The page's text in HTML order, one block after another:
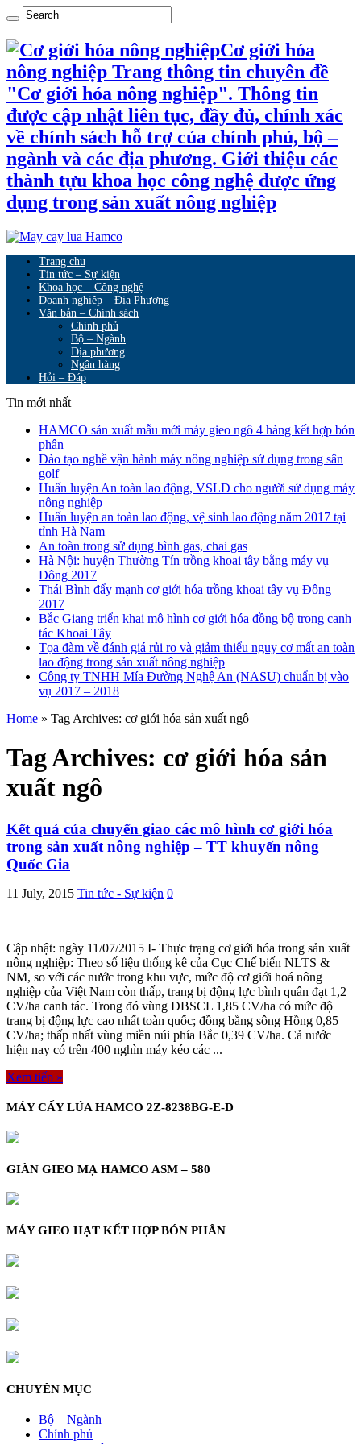
Cơ giới hóa
nông nghiệp Trang thông tin chuyên đề
"Cơ giới hóa nông nghiệp". Thông tin
được cập nhật liên tục, đầy đủ, chính xác
về chính sách hỗ trợ của chính phủ, bộ –
ngành và các địa phương. Giới thiệu các
thành tựu khoa học công nghệ được ứng
dụng trong sản xuất nông nghiệp
Trang chu
Tin tức – Sự kiện
Khoa học – Công nghệ
Doanh nghiệp – Địa Phương
Văn bản – Chính sách
Chính phủ
Bộ – Ngành
Địa phương
Ngân hàng
Hỏi – Đáp
Tin mới nhất
HAMCO sản xuất mẫu mới máy gieo ngô 4 hàng kết hợp bón
phân
Đào tạo nghề vận hành máy nông nghiệp sử dụng trong sân
golf
Huấn luyện An toàn lao động, VSLĐ cho người sử dụng máy
nông nghiệp
Huấn luyện an toàn lao động, vệ sinh lao động năm 2017 tại
tỉnh Hà Nam
An toàn trong sử dụng bình gas, chai gas
Hà Nội: huyện Thường Tín trồng khoai tây bằng máy vụ
Đông 2017
Thái Bình đẩy mạnh cơ giới hóa trồng khoai tây vụ Đông
2017
Bắc Giang triển khai mô hình cơ giới hóa đồng bộ trong canh
tác Khoai Tây
Tọa đàm về đánh giá rủi ro và giảm thiểu nguy cơ mất an toàn
lao động trong sản xuất nông nghiệp
Công ty TNHH Mía Đường Nghệ An (NASU) chuẩn bị vào
vụ 2017 – 2018
Home » Tag Archives: cơ giới hóa sản xuất ngô
Tag Archives: cơ giới hóa sản
xuất ngô
Kết quả của chuyển giao các mô hình cơ giới hóa
trong sản xuất nông nghiệp – TT khuyến nông
Quốc Gia
11 July, 2015 Tin tức - Sự kiện 0
Cập nhật: ngày 11/07/2015 I- Thực trạng cơ giới hóa trong sản xuất
nông nghiệp: Theo số liệu thống kê của Cục Chế biến NLTS &
NM, so với các nước trong khu vực, mức độ cơ giới hoá nông
nghiệp của Việt Nam còn thấp, trang bị động lực bình quân đạt 1,2
CV/ha canh tác. Trong đó vùng ĐBSCL 1,85 CV/ha có mức độ
trang bị động lực cao nhất toàn quốc; đồng bằng sông Hồng 0,85
CV/ha; thấp nhất vùng miền núi phía Bắc 0,39 CV/ha. Cả nước
hiện nay có trên 400 nghìn máy kéo các ...
Xem tiếp »
MÁY CẤY LÚA HAMCO 2Z-8238BG-E-D
GIÀN GIEO MẠ HAMCO ASM – 580
MÁY GIEO HẠT KẾT HỢP BÓN PHÂN
CHUYÊN MỤC
Bộ – Ngành
Chính phủ